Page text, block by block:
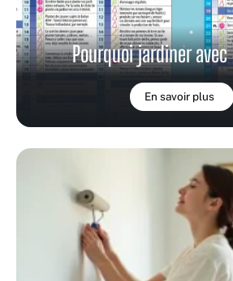
Pourquoi jardiner
En savoir plus